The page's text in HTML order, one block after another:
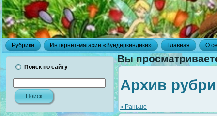
Рубрики Интернет-магазин «Вундеркиндики» Главная О
Поиск по сайту
Вы
Архив
« Раньше